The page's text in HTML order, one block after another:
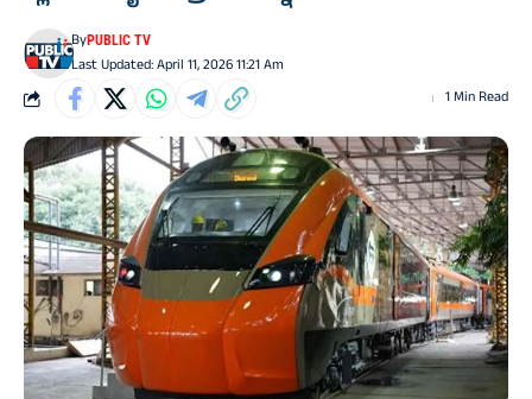
Last Updated: April 11, 2026 11:21 Am
ByPUBLIC TV
1 Min Read